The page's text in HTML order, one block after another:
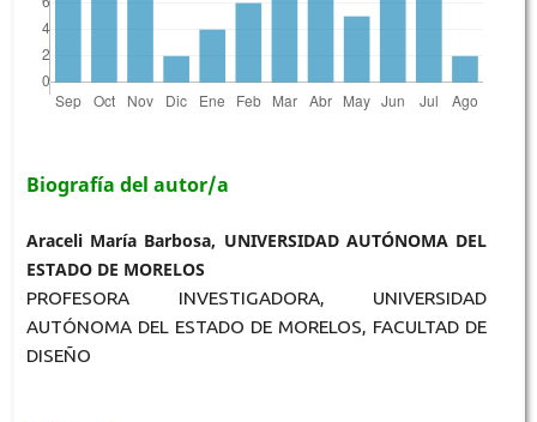
Biografía del autor/a
Araceli María Barbosa, UNIVERSIDAD AUTÓNOMA DEL
ESTADO DE MORELOS
PROFESORA INVESTIGADORA, UNIVERSIDAD
AUTÓNOMA DEL ESTADO DE MORELOS, FACULTAD DE
DISEÑO